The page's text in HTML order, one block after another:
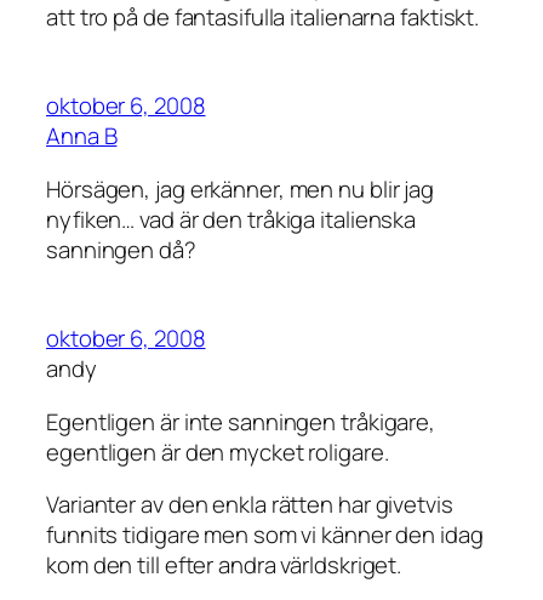
att tro på de fantasifulla italienarna faktiskt.
oktober 6, 2008
Anna B
Hörsägen, jag erkänner, men nu blir jag
nyfiken… vad är den tråkiga italienska
sanningen då?
oktober 6, 2008
andy
Egentligen är inte sanningen tråkigare,
egentligen är den mycket roligare.
Varianter av den enkla rätten har givetvis
funnits tidigare men som vi känner den idag
kom den till efter andra världskriget.